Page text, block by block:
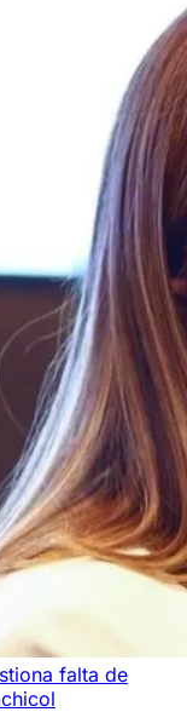
falta de